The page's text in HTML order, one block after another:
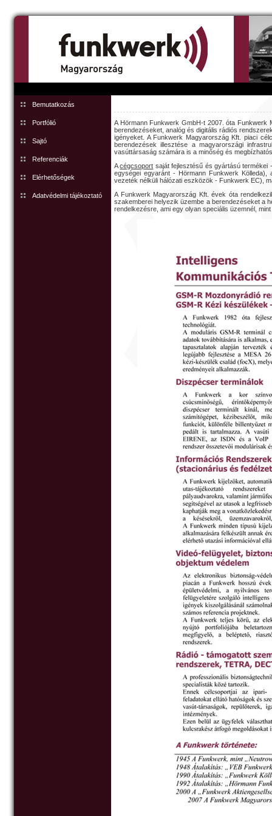
Bemutatkozás
Portfólió
Sajtó
Referenciák
Elérhetőségek
Adatvédelmi tájékoztató
A Hörmann Funkwerk GmbH-t 2007. óta Funkwerk
berendezéseket, analóg és digitális rádiós
igényeket. A Funkwerk Magyarország Kft. piaci
berendezések illesztése a magyarországi
vasúttársaság számára is a minőség és
Acégcsoport saját fejlesztésű és gyártású termékei
egységei egyaránt - Hörmann Funkwerk
vezeték nélküli hálózati eszközök - Funkwerk EC),
A Funkwerk Magyarország Kft. évek óta
szakemberei helyezik üzembe a berendezéseket a
rendelkezésre, ami egy olyan speciális üzemnél,